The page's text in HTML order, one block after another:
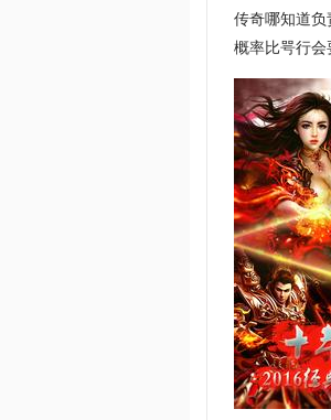
传奇哪知道
概率比咢行